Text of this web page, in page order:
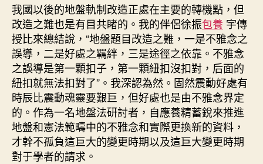
我國以後的地盤軌制改造正處在主要的轉機點，但
改造之難也是有目共睹的。我的伴侶徐振包養 宇傳
授比來總結說，“地盤題目改造之難，一是不雅念之
誤導，二是好處之羈絆，三是途徑之依靠。不雅念
之誤導是第一顆扣子，第一顆紐扣沒扣對，后面的
紐扣就無法扣對了”。我深認為然。固然震動好處有
時辰比震動魂靈要艱巨，但好處也是由不雅念界定
的。作為一名地盤法研討者，自應養精蓄銳來推進
地盤和憲法範疇中的不雅念和實際更換新的資料，
才幹不孤負這巨大的變更時期以及這巨大變更時期
對于學者的請求。